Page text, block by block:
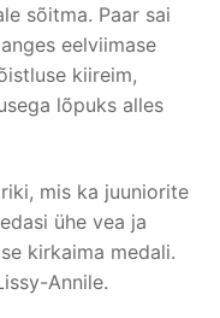
sõitma. Paar sai
eelviimase
kiireim,
lõpuks alles
mis ka juuniorite
ühe vea ja
kirkaima medali.
Annile.